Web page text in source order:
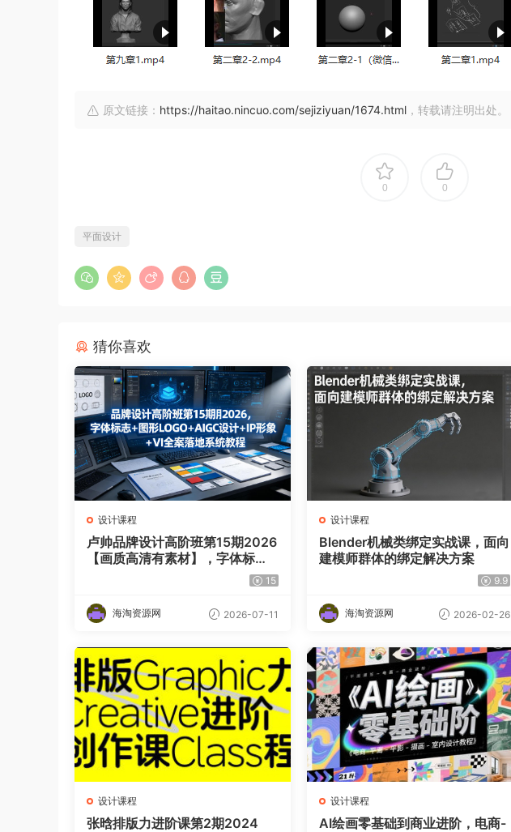
原文链接： https://haitao.nincuo.com/sejiziyuan/1674.html ，转载请注明出处。
0 0
平面设计
猜你喜欢
设计课程
卢帅品牌设计高阶班第15期2026
【画质高清有素材】，字体标志
＋图形LOGO＋AIGC设计＋IP形15
海淘资源网 2026-07-11
设计课程
Blender机械类绑定实战课，面向
建模师群体的绑定解决方案
9.9
海淘资源网 2026-02-26
设计课程
张晗排版力进阶课第2期2024
设计课程
AI绘画零基础到商业进阶，电商-